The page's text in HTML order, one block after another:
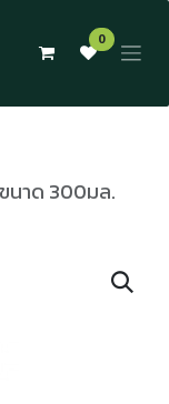
0
นาด 300มล.